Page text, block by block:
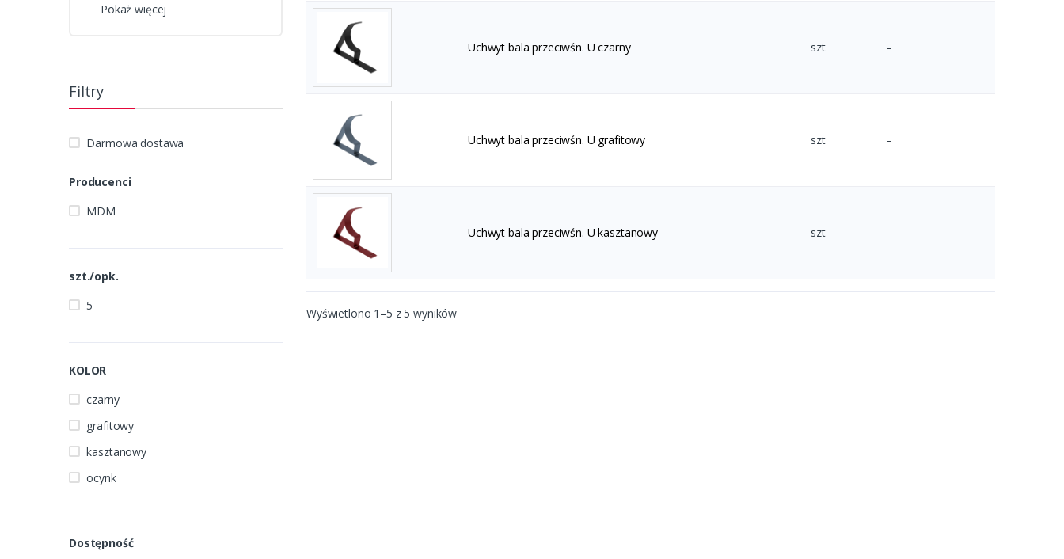
Pokaż więcej
Filtry
Darmowa dostawa
Producenci
MDM
szt./opk.
5
KOLOR
czarny
grafitowy
kasztanowy
ocynk
Dostępność
Uchwyt bala przeciwśn. U czarny szt –
Uchwyt bala przeciwśn. U grafitowy szt –
Uchwyt bala przeciwśn. U kasztanowy szt –
Wyświetlono 1–5 z 5 wyników